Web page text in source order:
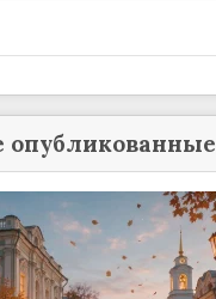
опубликованные